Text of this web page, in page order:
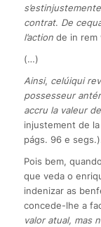
s’estinjustement
contrat. De ce
l’actionde in rem
(…)
Ainsi, celúiqui
possesseur
accru la valeur
injustement de la
págs. 96 e
Pois bem,
que veda o
indenizar as
concede-lhe a
valor atual, mas